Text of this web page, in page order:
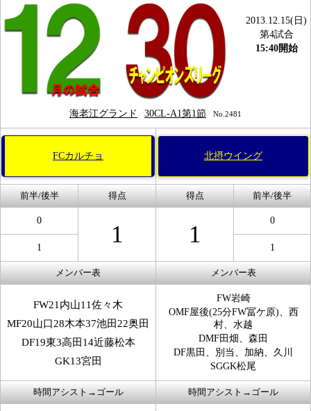
2013.12.15(日)
第4試合
15:40開始
海老江グランド 30CL-A1第1節 No.2481
FCカルチョ 北摂ウイング
前半/後半 得点 得点 前半/後半
0
1 1
0
1 1
メンバー表 メンバー表
FW21内山11佐々木
MF20山口28木本37池田22奥田
DF19東3高田14近藤松本
GK13宮田
FW岩崎
OMF屋後(25分FW冨ケ原)、西
村、水越
DMF田畑、森田
DF黒田、別当、加納、久川
SGGK松尾
時間アシスト→ゴール 時間アシスト→ゴール